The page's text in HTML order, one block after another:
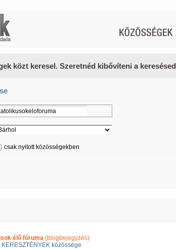
közt keresel. Szeretnéd kibővíteni a keresésed
csak nyitott közösségekben
élő fóruma(blogbejegyzés)
KERESZTÉNYEK közössége